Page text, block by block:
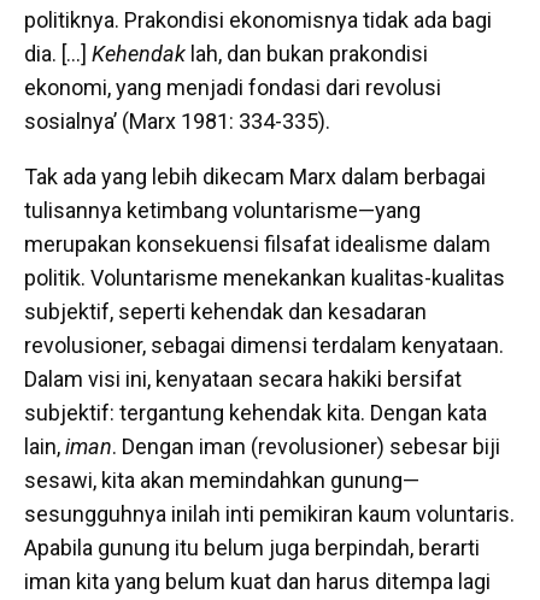
politiknya. Prakondisi ekonomisnya tidak ada bagi
dia. […] Kehendak lah, dan bukan prakondisi
ekonomi, yang menjadi fondasi dari revolusi
sosialnya’ (Marx 1981: 334-335).
Tak ada yang lebih dikecam Marx dalam berbagai
tulisannya ketimbang voluntarisme—yang
merupakan konsekuensi filsafat idealisme dalam
politik. Voluntarisme menekankan kualitas-kualitas
subjektif, seperti kehendak dan kesadaran
revolusioner, sebagai dimensi terdalam kenyataan.
Dalam visi ini, kenyataan secara hakiki bersifat
subjektif: tergantung kehendak kita. Dengan kata
lain,iman. Dengan iman (revolusioner) sebesar biji
sesawi, kita akan memindahkan gunung—
sesungguhnya inilah inti pemikiran kaum voluntaris.
Apabila gunung itu belum juga berpindah, berarti
iman kita yang belum kuat dan harus ditempa lagi